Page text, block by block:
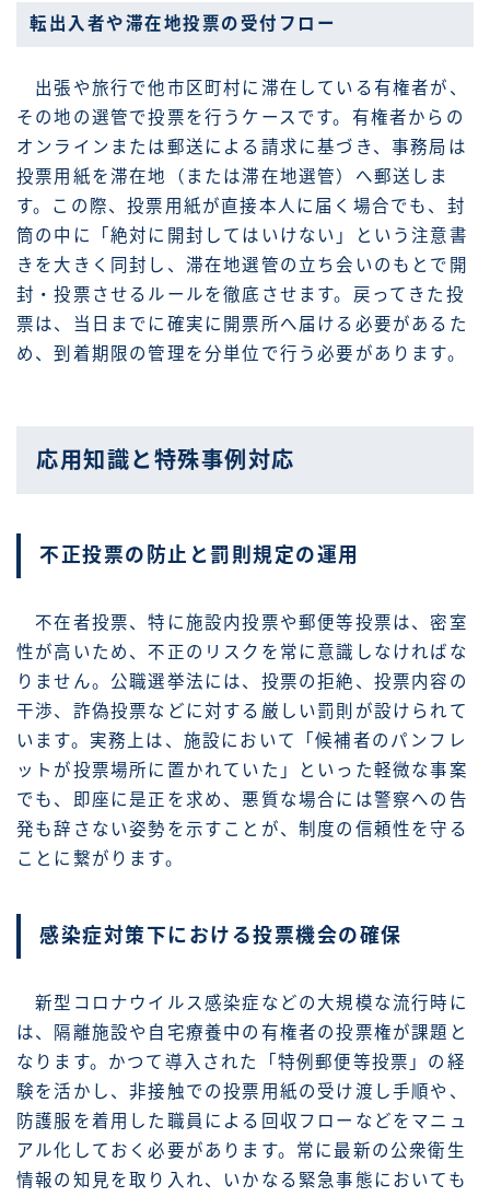
転出入者や滞在地投票の受付フロー
出張や旅行で他市区町村に滞在している有権者が、
その地の選管で投票を行うケースです。有権者からの
オンラインまたは郵送による請求に基づき、事務局は
投票用紙を滞在地（または滞在地選管）へ郵送しま
す。この際、投票用紙が直接本人に届く場合でも、封
筒の中に「絶対に開封してはいけない」という注意書
きを大きく同封し、滞在地選管の立ち会いのもとで開
封・投票させるルールを徹底させます。戻ってきた投
票は、当日までに確実に開票所へ届ける必要があるた
め、到着期限の管理を分単位で行う必要があります。
応用知識と特殊事例対応
不正投票の防止と罰則規定の運用
不在者投票、特に施設内投票や郵便等投票は、密室
性が高いため、不正のリスクを常に意識しなければな
りません。公職選挙法には、投票の拒絶、投票内容の
干渉、詐偽投票などに対する厳しい罰則が設けられて
います。実務上は、施設において「候補者のパンフレ
ットが投票場所に置かれていた」といった軽微な事案
でも、即座に是正を求め、悪質な場合には警察への告
発も辞さない姿勢を示すことが、制度の信頼性を守る
ことに繋がります。
感染症対策下における投票機会の確保
新型コロナウイルス感染症などの大規模な流行時に
は、隔離施設や自宅療養中の有権者の投票権が課題と
なります。かつて導入された「特例郵便等投票」の経
験を活かし、非接触での投票用紙の受け渡し手順や、
防護服を着用した職員による回収フローなどをマニュ
アル化しておく必要があります。常に最新の公衆衛生
情報の知見を取り入れ、いかなる緊急事態においても